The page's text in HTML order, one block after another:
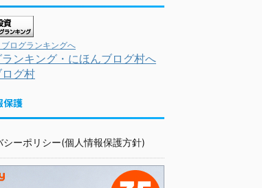
ログランキングへ
グ村
保護
シーポリシー(個人情報保護方針)